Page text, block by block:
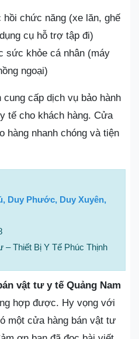
hồi chức năng (xe lăn, ghế
cụ hỗ trợ tập đi)
sức khỏe cá nhân (máy
ngoại)
cấp dịch vụ bảo hành
tế cho khách hàng. Cửa
hàng nhanh chóng và tiện
Duy Phước, Duy Xuyên,
– Thiết Bị Y Tế Phúc Thịnh
vật tư y tế Quảng Nam
hợp được. Hy vọng với
một cửa hàng bán vật tư